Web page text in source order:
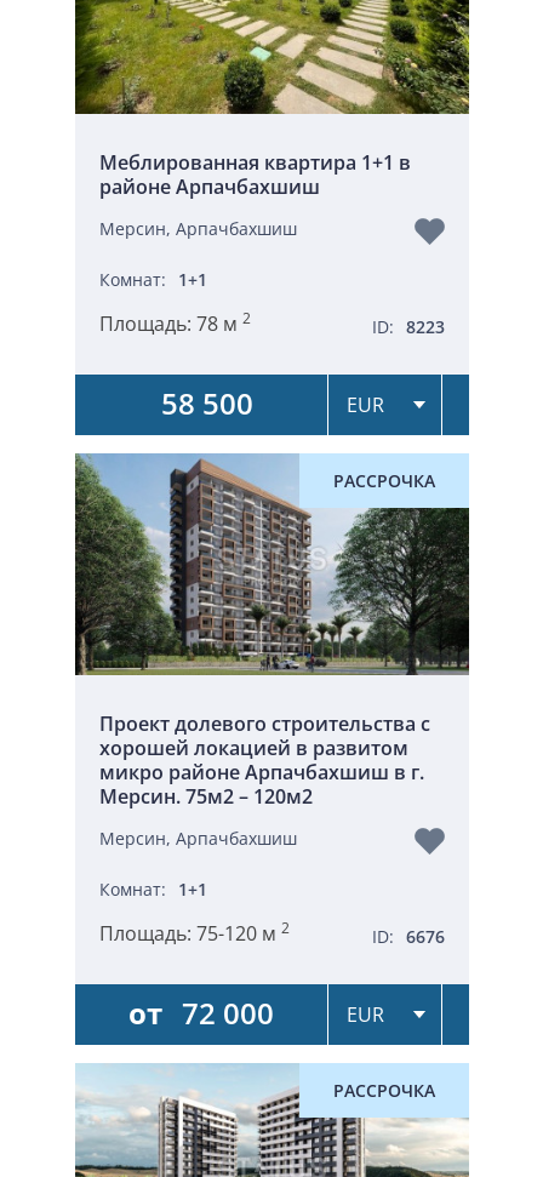
Меблированная квартира 1+1 в
районе Арпачбахшиш
Мерсин, Арпачбахшиш
Комнат: 1+1
Площадь: 78 м 2 ID: 8223
58 500
РАССРОЧКА
Проект долевого строительства с
хорошей локацией в развитом
микро районе Арпачбахшиш в г.
Мерсин. 75м2 – 120м2
Мерсин, Арпачбахшиш
Комнат: 1+1
Площадь: 75-120 м 2 ID: 6676
от 72 000
РАССРОЧКА